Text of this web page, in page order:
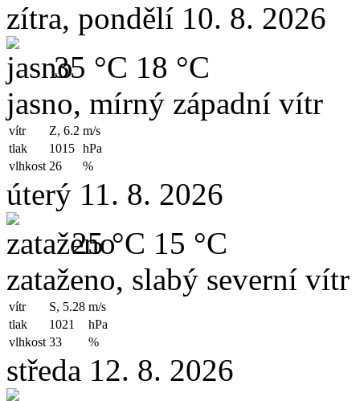
zítra, pondělí 10. 8. 2026
35 °C 18 °C
jasno, mírný západní vítr
vítr Z, 6.2 m/s
tlak
1015 hPa
vlhkost 26 %
úterý 11. 8. 2026
25 °C 15 °C
zataženo, slabý severní vítr
vítr S, 5.28 m/s
tlak
1021
hPa
vlhkost 33 %
středa 12. 8. 2026